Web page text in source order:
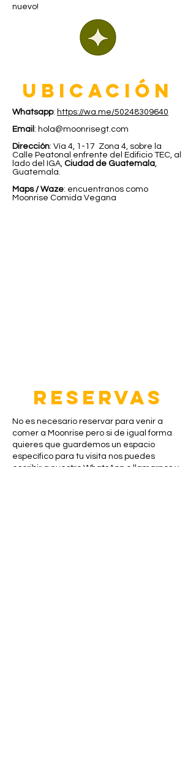
nuevo!
UBICACIÓN
Whatsapp: https://wa.me/50248309640
Email : hola@moonrisegt.com
Dirección: Vía 4, 1-17 Zona 4, sobre la
Calle Peatonal enfrente del Edificio TEC, al
lado del IGA, Ciudad de Guatemala,
Guatemala.
Maps / Waze: encuentranos como
Moonrise Comida Vegana
RESERVAS
No es necesario reservar para venir a
comer a Moonrise pero si de igual forma
quieres que guardemos un espacio
específico para tu visita nos puedes
escribir a nuestro WhatsApp o llamarnos y